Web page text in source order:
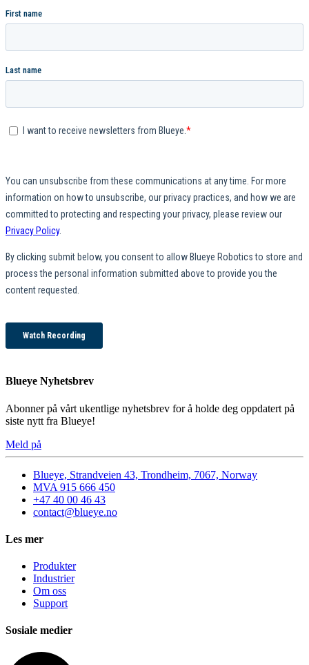
Blueye Nyhetsbrev
Abonner på vårt ukentlige nyhetsbrev for å holde deg oppdatert på
siste nytt fra Blueye!
Meld på
Blueye, Strandveien 43, Trondheim, 7067, Norway
MVA 915 666 450
+47 40 00 46 43
contact@blueye.no
Les mer
Produkter
Industrier
Om oss
Support
Sosiale medier